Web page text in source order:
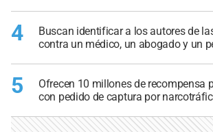
4
Buscan identificar a los autores de
contra un médico, un abogado y un
5
Ofrecen 10 millones de recompensa
con pedido de captura por